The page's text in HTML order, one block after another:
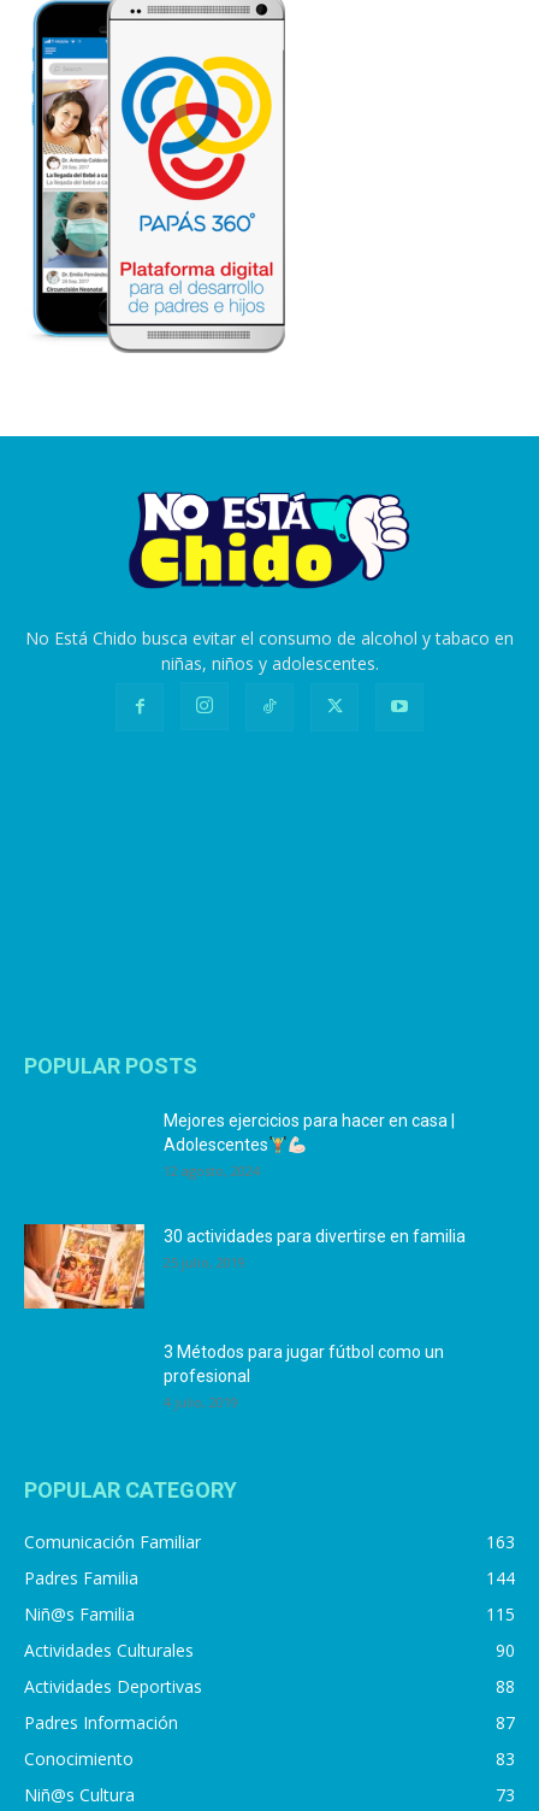
No Está Chido busca evitar el consumo de alcohol y tabaco en
niñas, niños y adolescentes.
POPULAR POSTS
Mejores ejercicios para hacer en casa |
Adolescentes
12 agosto, 2024
30 actividades para divertirse en familia
25 julio, 2019
3 Métodos para jugar fútbol como un
profesional
4 julio, 2019
POPULAR CATEGORY
Comunicación Familiar
163
Padres Familia
144
Niñ@s Familia
115
Actividades Culturales
90
Actividades Deportivas
88
Padres Información
87
Conocimiento
83
Niñ@s Cultura
73